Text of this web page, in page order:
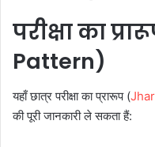
परीक्षा का
Pattern)
यहाँ छात्र परीक्षा का प्रारूप (
की पूरी जानकारी ले सकता हैं: